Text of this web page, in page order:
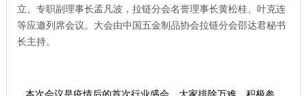
立、专职副理事长孟凡波，拉链分会名誉理事长黄松桂、叶克连
等应邀列席会议。大会由中国五金制品协会拉链分会邵达君秘书
长主持。